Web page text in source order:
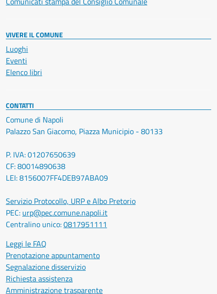
VIVERE IL COMUNE
Luoghi
Eventi
Elenco libri
CONTATTI
Comune di Napoli
Palazzo San Giacomo, Piazza Municipio - 80133
P. IVA: 01207650639
CF: 80014890638
LEI: 8156007FF4DEB97ABA09
Servizio Protocollo, URP e Albo Pretorio
PEC: urp@pec.comune.napoli.it
Centralino unico:0817951111
Leggi le FAQ
Prenotazione appuntamento
Segnalazione disservizio
Richiesta assistenza
Amministrazione trasparente